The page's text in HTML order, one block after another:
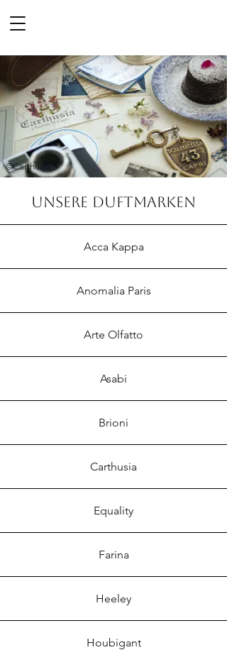
©Carthusia
Unsere DUFTMarken
Acca Kappa
Anomalia Paris
Arte Olfatto
Asabi
Brioni
Carthusia
Equality
Farina
Heeley
Houbigant